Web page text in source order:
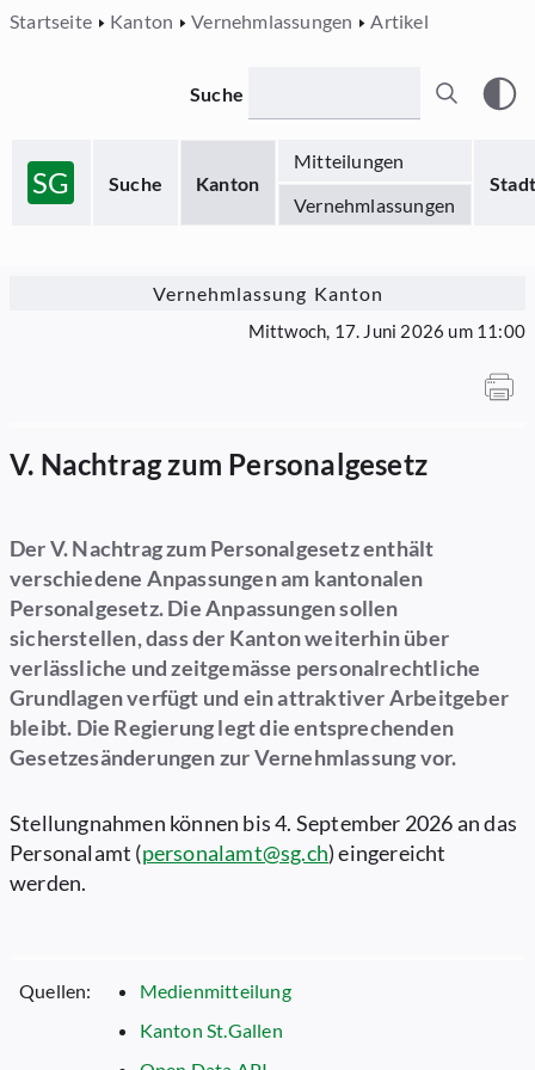
Startseite Kanton Vernehmlassungen Artikel
SG Suche Kanton
Mitteilungen
Stadt
Vernehmlassungen
Suche
Vernehmlassung Kanton
Mittwoch, 17. Juni 2026 um 11:00
V. Nachtrag zum Personalgesetz
Der V. Nachtrag zum Personalgesetz enthält
verschiedene Anpassungen am kantonalen
Personalgesetz. Die Anpassungen sollen
sicherstellen, dass der Kanton weiterhin über
verlässliche und zeitgemässe personalrechtliche
Grundlagen verfügt und ein attraktiver Arbeitgeber
bleibt. Die Regierung legt die entsprechenden
Gesetzesänderungen zur Vernehmlassung vor.
Stellungnahmen können bis 4. September 2026 an das
Personalamt (personalamt@sg.ch) eingereicht
werden.
Quellen:
Medienmitteilung
Kanton St.Gallen